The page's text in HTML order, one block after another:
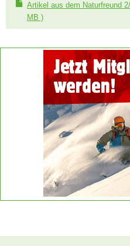
Artikel aus dem Naturfreund
MB )